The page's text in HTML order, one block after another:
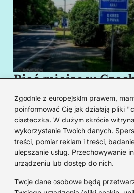
Zgodnie z europejskim prawem,
poinformować Cię jak działają pliki
ciasteczka. W dużym skrócie
wykorzystanie Twoich danych.
treści, pomiar reklam i treści,
ulepszanie usług. Przechowywanie
urządzeniu lub dostęp do nich.
Twoje dane osobowe będą
Pięć miejsc w
granicy, które cię
swoim urokiem
Redakcja
Od lat podróżuję, by poznawać
przez pryzmat zabytków, ale przede
smaków i codzienności.